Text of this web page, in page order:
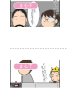
まる子
まる子